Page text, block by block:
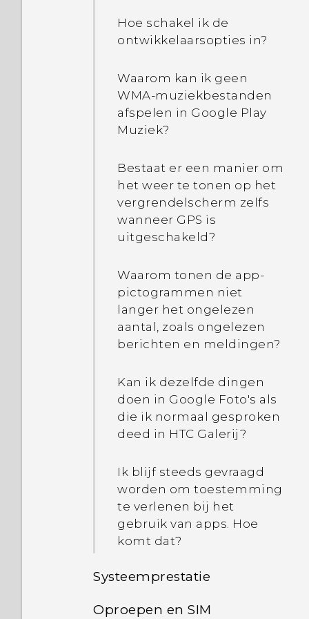
Hoe bespaart Doze-
Waarom zijn de modi
Energiebesparing en
Extreme
grijs?
Hoe bespaart Stand-by
app in Android
batterijspanning?
Waar wordt Batterij-
optimalisatie voor
gebruikt in Instellingen?
Hoe werkt Qualcomm
Hoe bespaar ik
batterijvermogen?
Hoe schakel ik de
ontwikkelaarsopties in?
Waarom kan ik geen
WMA-muziekbestanden
afspelen in Google Play
Muziek?
Bestaat er een manier om
het weer te tonen op het
vergrendelscherm zelfs
wanneer GPS is
uitgeschakeld?
Waarom tonen de app-
pictogrammen niet
langer het ongelezen
aantal, zoals ongelezen
berichten en meldingen?
Kan ik dezelfde dingen
doen in Google Foto's als
die ik normaal gesproken
deed in HTC Galerij?
Ik blijf steeds gevraagd
worden om toestemming
te verlenen bij het
gebruik van apps. Hoe
komt dat?
Systeemprestatie
Hoe krijg ik hulp op mijn
Oproepen en SIM